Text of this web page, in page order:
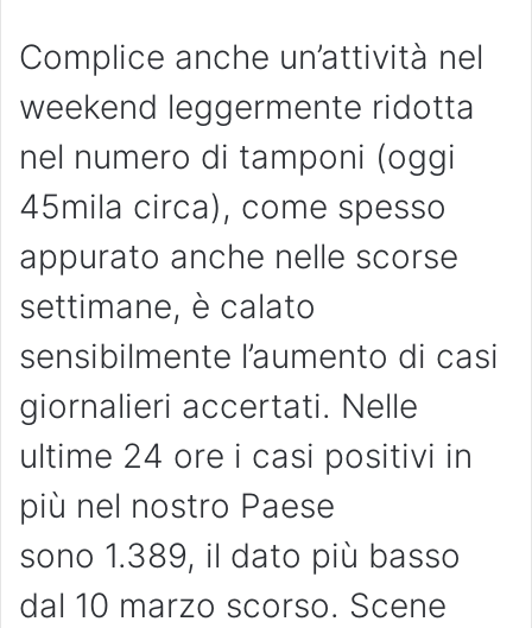
Complice anche un’attività nel
weekend leggermente ridotta
nel numero di tamponi (oggi
45mila circa), come spesso
appurato anche nelle scorse
settimane, è calato
sensibilmente l’aumento di casi
giornalieri accertati. Nelle
ultime 24 ore i casi positivi in
più nel nostro Paese
sono 1.389, il dato più basso
dal 10 marzo scorso. Scene